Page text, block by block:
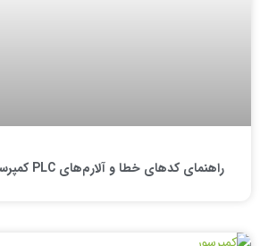
راهنمای کدهای خطا و آلارم‌های PLC کمپرسور اسکرو